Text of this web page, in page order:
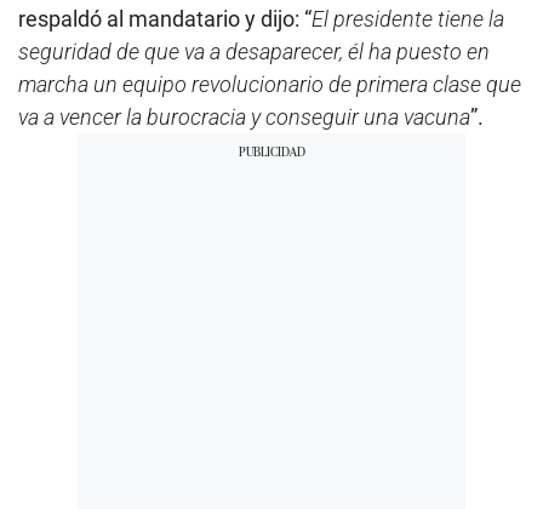
respaldó al mandatario y dijo: “El presidente tiene la
seguridad de que va a desaparecer, él ha puesto en
marcha un equipo revolucionario de primera clase que
va a vencer la burocracia y conseguir una vacuna”.